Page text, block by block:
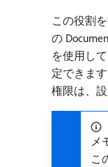
この役割
の
を使用し
定できま
権限は、設
メ
こ